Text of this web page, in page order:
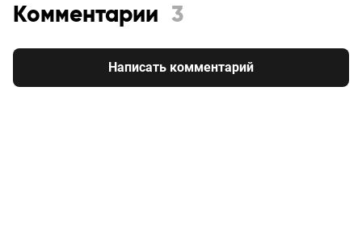
Комментарии 3
Написать комментарий